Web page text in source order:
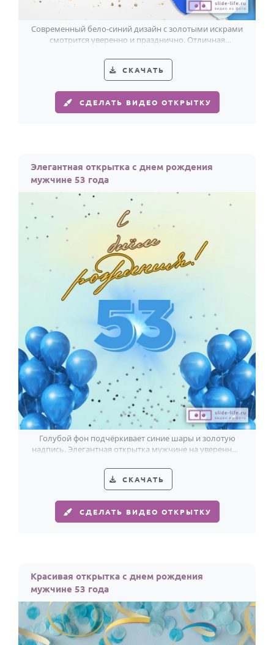
Современный бело-синий дизайн с золотыми искрами
смотрится уверенно и празднично. Отличная
СКАЧАТЬ
СДЕЛАТЬ ВИДЕО ОТКРЫТКУ
Элегантная открытка с днем рождения
мужчине 53 года
Голубой фон подчёркивает синие шары и золотую
надпись. Элегантная открытка мужчине на уверенные
СКАЧАТЬ
СДЕЛАТЬ ВИДЕО ОТКРЫТКУ
Красивая открытка с днем рождения
мужчине 53 года